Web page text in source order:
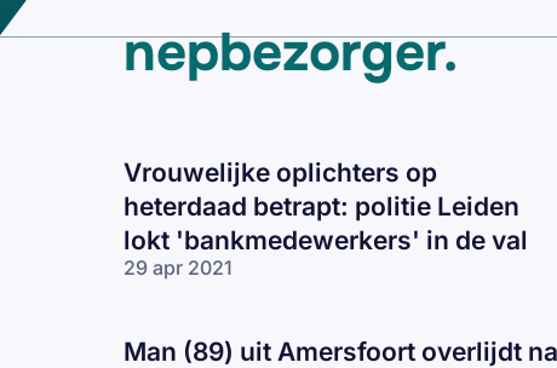
nepbezorger.
Vrouwelijke oplichters op
heterdaad betrapt: politie Leiden
lokt 'bankmedewerkers' in de val
29 apr 2021
Man (89) uit Amersfoort overlijdt na